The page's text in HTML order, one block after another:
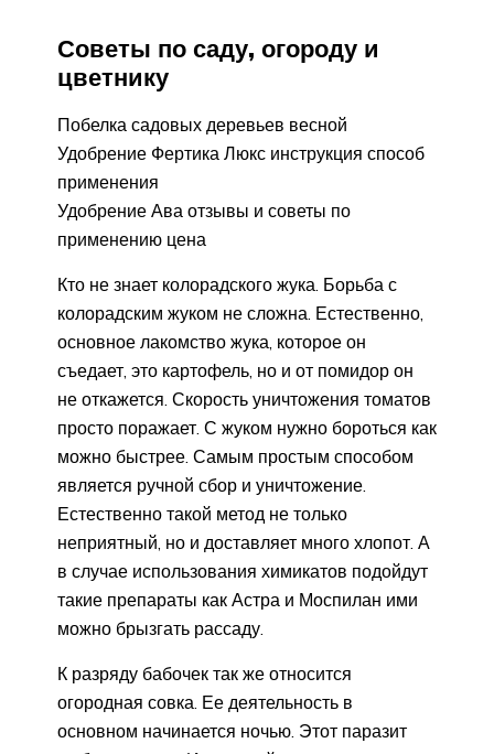
Советы по саду, огороду и
цветнику
Побелка садовых деревьев весной
Удобрение Фертика Люкс инструкция способ
применения
Удобрение Ава отзывы и советы по
применению цена
Кто не знает колорадского жука. Борьба с
колорадским жуком не сложна. Естественно,
основное лакомство жука, которое он
съедает, это картофель, но и от помидор он
не откажется. Скорость уничтожения томатов
просто поражает. С жуком нужно бороться как
можно быстрее. Самым простым способом
является ручной сбор и уничтожение.
Естественно такой метод не только
неприятный, но и доставляет много хлопот. А
в случае использования химикатов подойдут
такие препараты как Астра и Моспилан ими
можно брызгать рассаду.
К разряду бабочек так же относится
огородная совка. Ее деятельность в
основном начинается ночью. Этот паразит